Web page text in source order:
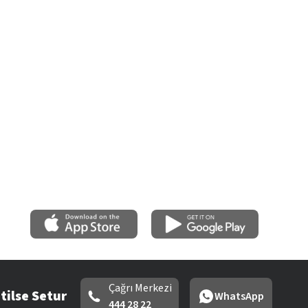
Setur
Çağrı Merkezi
444 28 22
WhatsApp